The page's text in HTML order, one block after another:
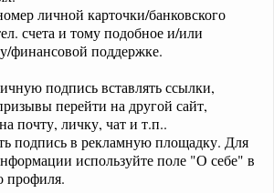
личной карточки/банковского
счета и тому подобное и/или
финансовой поддержке.
подпись вставлять ссылки,
перейти на другой сайт,
почту, личку, чат и т.п..
подпись в рекламную площадку. Для
используйте поле "О себе" в
профиля.